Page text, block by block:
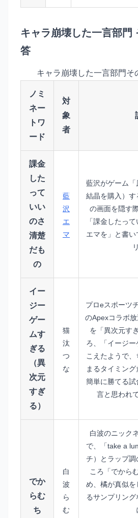
キャラ崩壊した一言部門
答
キャラ崩壊した一言部門そ
ノミ
ネー
トワ
ード
対
象
者
課金
した
って
いい
のさ
清楚
だも
の
藍
沢
エ
マ
藍沢がゲーム
結晶を購入）
の画面を隠す
「課金したっ
エマを」と書
イー
ジー
ゲー
ムす
ぎる
（異
次元
すぎ
る）
猫
汰
つ
な
プロeスポーツ
のApexコラボ
を「異次元す
ろ、「イージ
こえたようで
まるタイミング
簡単に勝てる
言と思われ
でか
らむ
ち
白
波
ら
む
白波のニック
で、「take a
チ）とラップ調
ころ「でから
め、橘が真似を
るサンプリン